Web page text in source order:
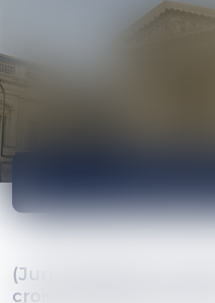
(Jur) Délégation
croisée et